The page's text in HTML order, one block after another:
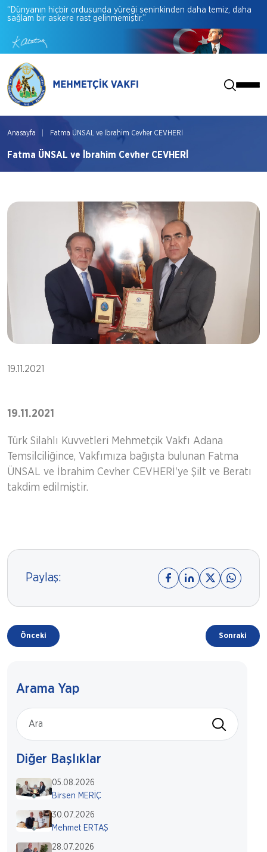
“Dünyanın hiçbir ordusunda yüreği seninkinden daha temiz, daha
sağlam bir askere rast gelinmemiştir.”
Anasayfa Fatma ÜNSAL ve İbrahim Cevher CEVHERİ
Fatma ÜNSAL ve İbrahim Cevher CEVHERİ
19.11.2021
19.11.2021
Türk Silahlı Kuvvetleri Mehmetçik Vakfı Adana
Temsilciliğince, Vakfımıza bağışta bulunan Fatma
ÜNSAL ve İbrahim Cevher CEVHERİ'ye Şilt ve Beratı
takdim edilmiştir.
Paylaş:
Önceki Sonraki
Arama Yap
Diğer Başlıklar
05.08.2026
Birsen MERİÇ
30.07.2026
Mehmet ERTAŞ
28.07.2026